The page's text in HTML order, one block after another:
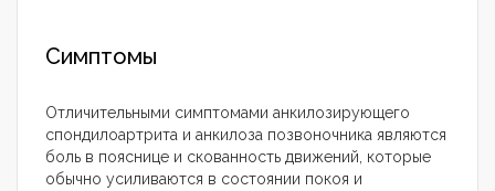
Симптомы
Отличительными симптомами анкилозирующего
спондилоартрита и анкилоза позвоночника являются
боль в пояснице и скованность движений, которые
обычно усиливаются в состоянии покоя и